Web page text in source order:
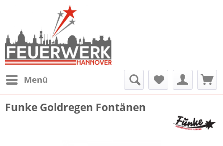
Menü
Funke Goldregen Fontänen